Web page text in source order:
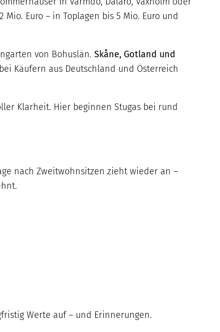
Euro – in Toplagen bis 5 Mio. Euro und
von Bohuslän. Skåne, Gotland und
Käufern aus Deutschland und Österreich
Klarheit. Hier beginnen Stugas bei rund
nach Zweitwohnsitzen zieht wieder an –
Werte auf – und Erinnerungen.